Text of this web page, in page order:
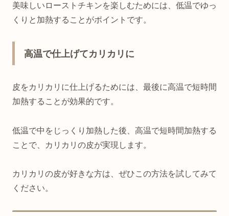
美味しいローストチキンを楽しむためには、低温でゆっ
くりと加熱することがポイントです。
高温で仕上げてカリカリに
皮をカリカリに仕上げるためには、最後に高温で短時間
加熱することが効果的です。
低温で中をじっくり加熱した後、高温で短時間加熱する
ことで、カリカリの皮が実現します。
カリカリの皮が好きな方は、ぜひこの方法を試してみて
ください。